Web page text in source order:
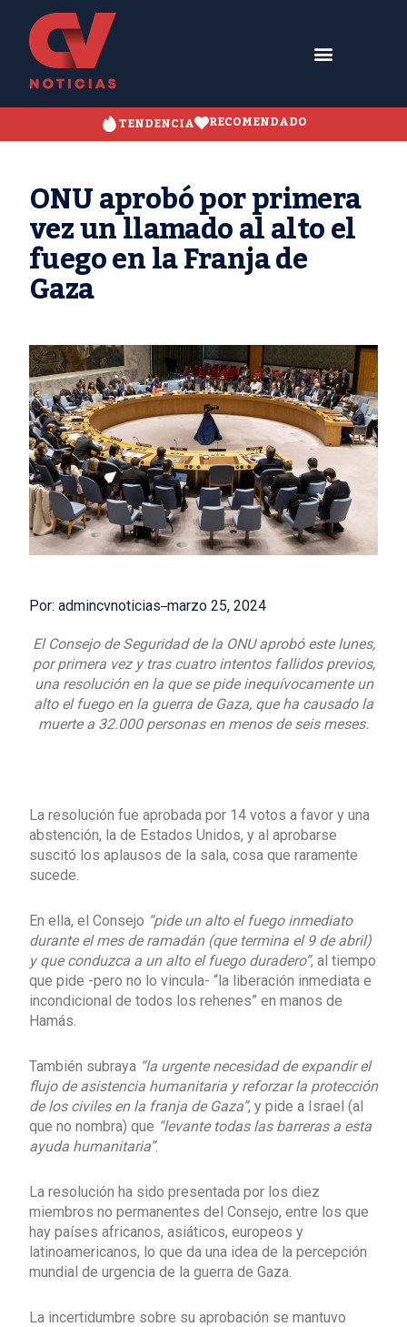
TENDENCIA RECOMENDADO
ONU aprobó por primera
vez un llamado al alto el
fuego en la Franja de
Gaza
Por: admincvnoticias marzo 25, 2024
El Consejo de Seguridad de la ONU aprobó este lunes,
por primera vez y tras cuatro intentos fallidos previos,
una resolución en la que se pide inequívocamente un
alto el fuego en la guerra de Gaza, que ha causado la
muerte a 32.000 personas en menos de seis meses.
La resolución fue aprobada por 14 votos a favor y una
abstención, la de Estados Unidos, y al aprobarse
suscitó los aplausos de la sala, cosa que raramente
sucede.
En ella, el Consejo “pide un alto el fuego inmediato
durante el mes de ramadán (que termina el 9 de abril)
y que conduzca a un alto el fuego duradero”, al tiempo
que pide -pero no lo vincula- “la liberación inmediata e
incondicional de todos los rehenes” en manos de
Hamás.
También subraya “la urgente necesidad de expandir el
flujo de asistencia humanitaria y reforzar la protección
de los civiles en la franja de Gaza”, y pide a Israel (al
que no nombra) que “levante todas las barreras a esta
ayuda humanitaria”.
La resolución ha sido presentada por los diez
miembros no permanentes del Consejo, entre los que
hay países africanos, asiáticos, europeos y
latinoamericanos, lo que da una idea de la percepción
mundial de urgencia de la guerra de Gaza.
La incertidumbre sobre su aprobación se mantuvo